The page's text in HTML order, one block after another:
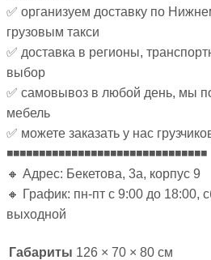
✅ организуем доставку по
грузовым такси
✅ доставка в регионы,
выбор
✅ самовывоз в любой день, мы
мебель
✅ можете заказать у нас
◾◾◾◾◾◾◾◾◾◾◾◾◾◾◾◾◾◾◾◾◾◾◾◾◾◾◾◾◾◾◾
🔸 Адрес: Бекетова, 3а, корпус 9
🔸 График: пн-пт с 9:00 до 18:00,
выходной
Габариты 126 × 70 × 80 см